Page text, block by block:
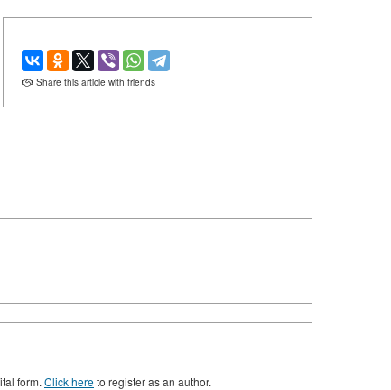
Share this article with friends
form. Click hereto register as an author.